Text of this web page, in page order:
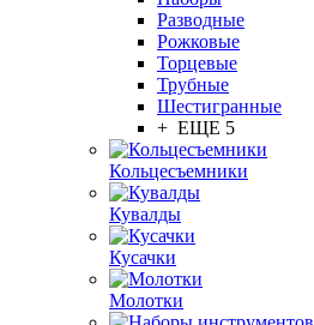
Разводные
Рожковые
Торцевые
Трубные
Шестигранные
+ ЕЩЕ 5
Кольцесъемники
Кувалды
Кусачки
Молотки